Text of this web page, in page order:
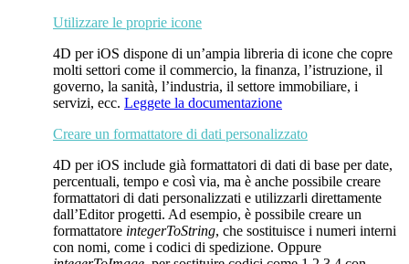
Utilizzare le proprie icone
4D per iOS dispone di un’ampia libreria di icone che copre
molti settori come il commercio, la finanza, l’istruzione, il
governo, la sanità, l’industria, il settore immobiliare, i
servizi, ecc. Leggete la documentazione
Creare un formattatore di dati personalizzato
4D per iOS include già formattatori di dati di base per date,
percentuali, tempo e così via, ma è anche possibile creare
formattatori di dati personalizzati e utilizzarli direttamente
dall’Editor progetti. Ad esempio, è possibile creare un
formattatore integerToString, che sostituisce i numeri interni
con nomi, come i codici di spedizione. Oppure